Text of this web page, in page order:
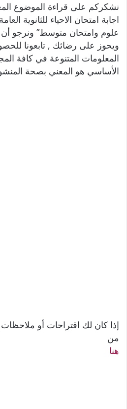
نشكركم على قراءة الموضوع
علوم وامتحان متوسط” ونرجو أن
ويحوز على رضائك , تابعونا
المعلومات المتنوعة في كافة
الأساسي هو المعني بصحة
إذا كان لك اقتراحات أو
من
هنا